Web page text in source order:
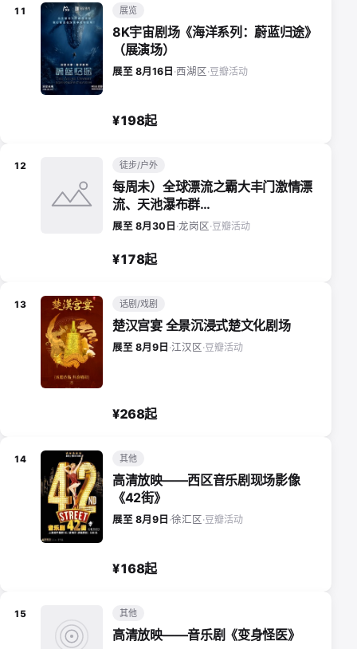
11 展览
8K宇宙剧场《海洋系列：蔚蓝归途》
（展演场）
展至 8月16日 ·西湖区·豆瓣活动
¥198起
12 徒步/户外
每周未）全球漂流之霸大丰门激情漂
流、天池瀑布群…
展至 8月30日 ·龙岗区·豆瓣活动
¥178起
13 话剧/戏剧
楚汉宫宴 全景沉浸式楚文化剧场
展至 8月9日 ·江汉区·豆瓣活动
¥268起
14 其他
高清放映——西区音乐剧现场影像
《42街》
展至 8月9日 ·徐汇区·豆瓣活动
¥168起
15 其他
高清放映——音乐剧《变身怪医》